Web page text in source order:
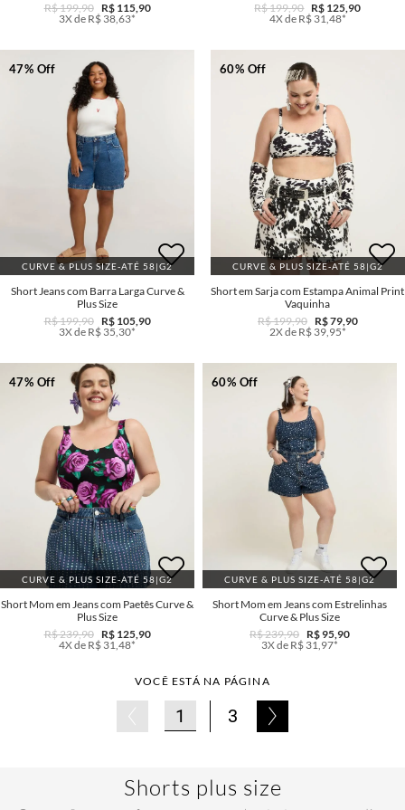
R$ 199,90
R$ 115,90
3X de R$ 38,63*
R$ 199,90 R$ 125,90
4X de R$ 31,48*
CURVE & PLUS SIZE-ATÉ 58|G2
47% Off
Short Jeans com Barra Larga Curve &
Plus Size
R$ 199,90
R$ 105,90
3X de R$ 35,30*
CURVE & PLUS SIZE-ATÉ 58|G2
60% Off
Short em Sarja com Estampa Animal Print
Vaquinha
R$ 199,90
R$ 79,90
2X de R$ 39,95*
CURVE & PLUS SIZE-ATÉ 58|G2
47% Off
Short Mom em Jeans com Paetês Curve &
Plus Size
R$ 239,90
R$ 125,90
4X de R$ 31,48*
CURVE & PLUS SIZE-ATÉ 58|G2
60% Off
Short Mom em Jeans com Estrelinhas
Curve & Plus Size
R$ 239,90 R$ 95,90
3X de R$ 31,97*
VOCÊ ESTÁ NA PÁGINA
1 3
Shorts plus size